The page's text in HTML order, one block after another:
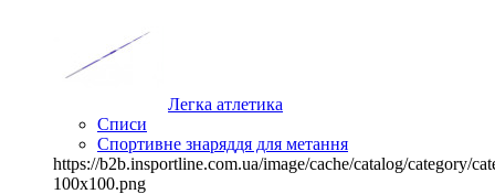
Легка атлетика
Списи
Спортивне знаряддя для метання
https://b2b.insportline.com.ua/image/cache/catalog/category/
100x100.png